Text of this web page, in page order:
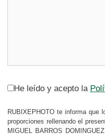
He leído y acepto la
RUBIXEPHOTO te informa que
proporciones rellenando el
MIGUEL BARROS